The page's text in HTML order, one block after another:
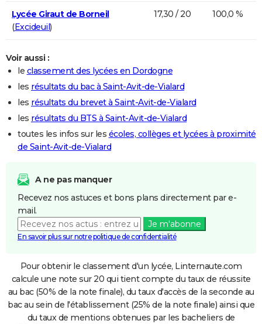
Lycée Giraut de Borneil
(Excideuil)
17,30 / 20 100,0 %
Voir aussi :
le classement des lycées en Dordogne
les résultats du bac à Saint-Avit-de-Vialard
les résultats du brevet à Saint-Avit-de-Vialard
les résultats du BTS à Saint-Avit-de-Vialard
toutes les infos sur les écoles, collèges et lycées à proximité
de Saint-Avit-de-Vialard
A ne pas manquer
Recevez nos astuces et bons plans directement par e-
mail.
Je m'abonne
En savoir plus sur notre politique de confidentialité
Pour obtenir le classement d'un lycée, Linternaute.com
calcule une note sur 20 qui tient compte du taux de réussite
au bac (50% de la note finale), du taux d'accès de la seconde au
bac au sein de l'établissement (25% de la note finale) ainsi que
du taux de mentions obtenues par les bacheliers de